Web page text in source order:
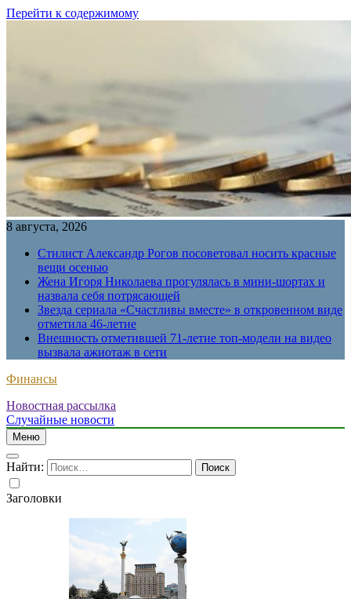
Перейти к содержимому
8 августа, 2026
Стилист Александр Рогов посоветовал носить красные
вещи осенью
Жена Игоря Николаева прогулялась в мини-шортах и
назвала себя потрясающей
Звезда сериала «Счастливы вместе» в откровенном виде
отметила 46-летие
Внешность отметившей 71-летие топ-модели на видео
вызвала ажиотаж в сети
Финансы
Новостная рассылка
Случайные новости
Меню
Найти:
Заголовки